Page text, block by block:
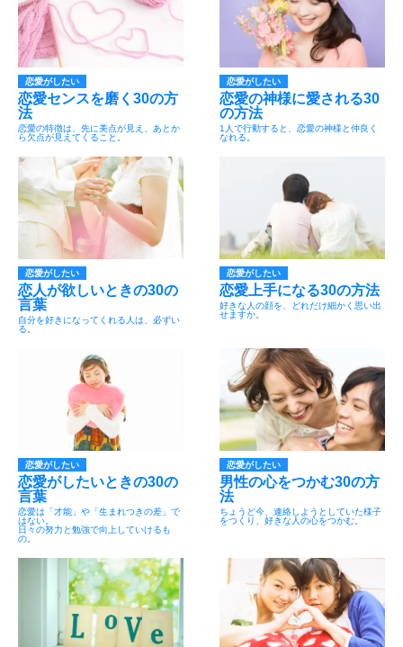
恋愛がしたい
恋愛センスを磨く30の方
法
恋愛の特徴は、先に美点が見え、あとか
ら欠点が見えてくること。
恋愛がしたい
恋愛の神様に愛される30
の方法
1人で行動すると、恋愛の神様と仲良く
なれる。
恋愛がしたい
恋人が欲しいときの30の
言葉
自分を好きになってくれる人は、必ずい
る。
恋愛がしたい
恋愛上手になる30の方法
好きな人の顔を、どれだけ細かく思い出
せますか。
恋愛がしたい
恋愛がしたいときの30の
言葉
恋愛は「才能」や「生まれつきの差」で
はない。
日々の努力と勉強で向上していけるも
の。
恋愛がしたい
男性の心をつかむ30の方
法
ちょうど今、連絡しようとしていた様子
をつくり、好きな人の心をつかむ。